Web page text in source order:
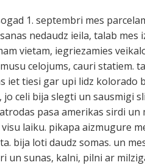
1. septembri mes
nedaudz ieila, talab
vietam, iegriezamies
celojums, cauri statiem.
iet tiesi gar upi lidz
celi bija slegti un sausmigi
pasa amerikas sirdi
visu laiku. pikapa aizmugure
bija loti daudz somas. un
un sunas, kalni, pilni ar